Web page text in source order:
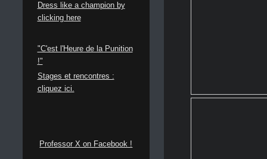
Dress like a champion by
clicking here
"C'est l'Heure de la Punition
!"
Stages et rencontres :
cliquez ici.
Professor X on Facebook !